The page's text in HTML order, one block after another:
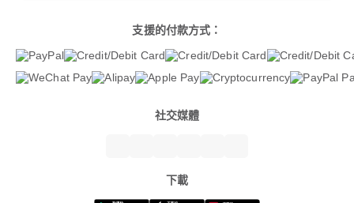
支援的付款方式：
社交媒體
下載